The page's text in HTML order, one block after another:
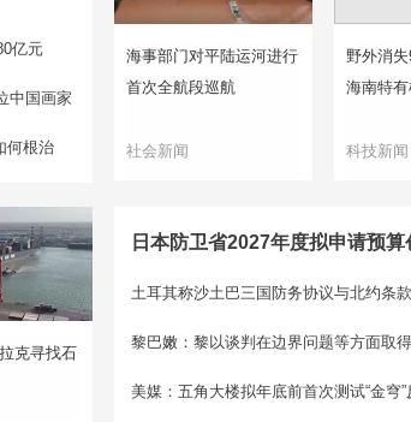
亿元
中国画家
何根治
海事部门对平陆运河进行
首次全航段巡航
社会新闻
野外消
海南特
科技新闻
克寻找石
日本防卫省2027年度拟申请预算
土耳其称沙土巴三国防务协议与北约条
黎巴嫩：黎以谈判在边界问题等方面取
美媒：五角大楼拟年底前首次测试“金穹